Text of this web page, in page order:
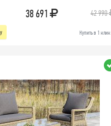
38 691 42 990
Купить в 1 клик